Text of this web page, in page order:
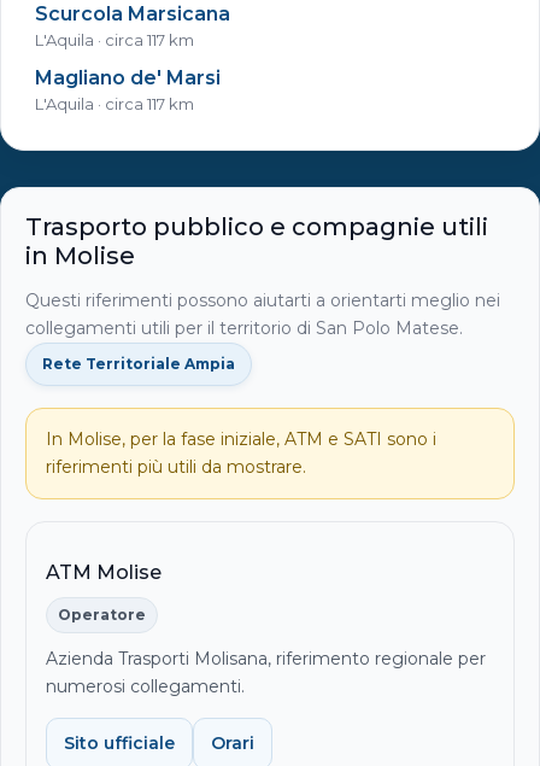
Scurcola Marsicana
L'Aquila · circa 117 km
Magliano de' Marsi
L'Aquila · circa 117 km
Trasporto pubblico e compagnie utili
in Molise
Questi riferimenti possono aiutarti a orientarti meglio nei
collegamenti utili per il territorio di San Polo Matese.
Rete Territoriale Ampia
In Molise, per la fase iniziale, ATM e SATI sono i
riferimenti più utili da mostrare.
ATM Molise
Operatore
Azienda Trasporti Molisana, riferimento regionale per
numerosi collegamenti.
Sito ufficiale Orari